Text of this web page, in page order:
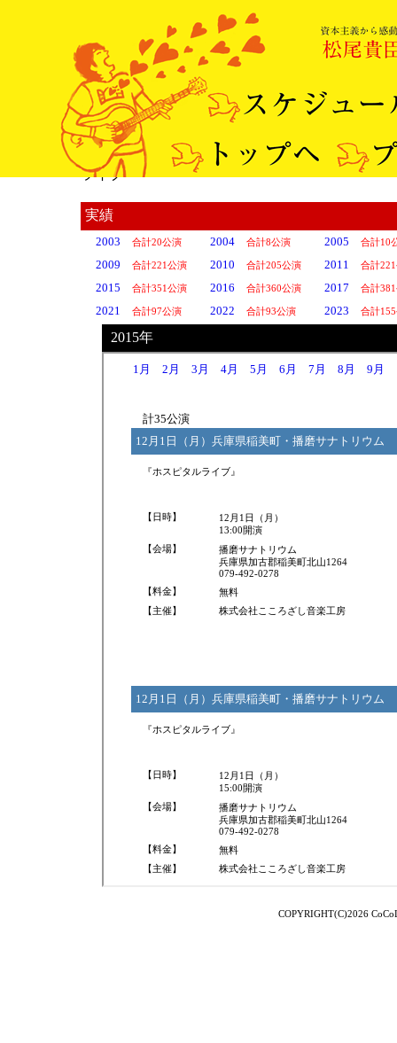
ライブ
実績
2003 合計20公演 2004 合計8公演 2005 合計10
2009 合計221公演 2010 合計205公演 2011 合計
2015 合計351公演 2016 合計360公演 2017 合計
2021 合計97公演 2022 合計93公演 2023 合計
2015年
COPYRIGHT(C)2026